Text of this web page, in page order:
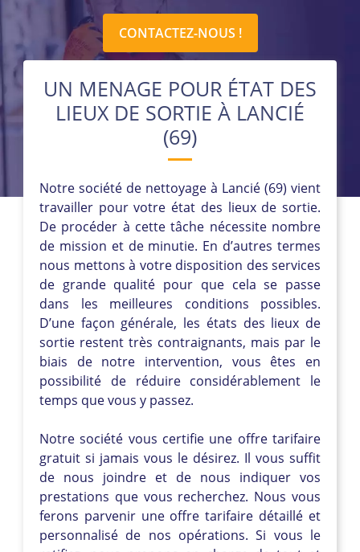
CONTACTEZ-NOUS !
UN MENAGE POUR ÉTAT DES
LIEUX DE SORTIE À LANCIÉ
(69)
Notre société de nettoyage à Lancié (69) vient
travailler pour votre état des lieux de sortie.
De procéder à cette tâche nécessite nombre
de mission et de minutie. En d’autres termes
nous mettons à votre disposition des services
de grande qualité pour que cela se passe
dans les meilleures conditions possibles.
D’une façon générale, les états des lieux de
sortie restent très contraignants, mais par le
biais de notre intervention, vous êtes en
possibilité de réduire considérablement le
temps que vous y passez.
Notre société vous certifie une offre tarifaire
gratuit si jamais vous le désirez. Il vous suffit
de nous joindre et de nous indiquer vos
prestations que vous recherchez. Nous vous
ferons parvenir une offre tarifaire détaillé et
personnalisé de nos opérations. Si vous le